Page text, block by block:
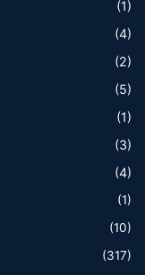
(1)
(4)
(2)
(5)
(1)
(3)
(4)
(1)
(10)
(317)